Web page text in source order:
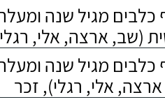
כלבים מגיל שנה
(שב, ארצה, אלי,
כלבים מגיל שנה
אלי, רגלי), זכר